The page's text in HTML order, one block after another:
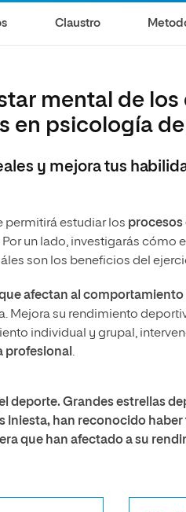
Claustro
mental de
en psicología
y mejora tus
permitirá estudiar los
un lado, investigarás cómo
son los beneficios del
afectan al
Mejora su rendimiento
individual y grupal,
profesional .
deporte. Grandes estrellas
Iniesta, han reconocido
que han afectado a su